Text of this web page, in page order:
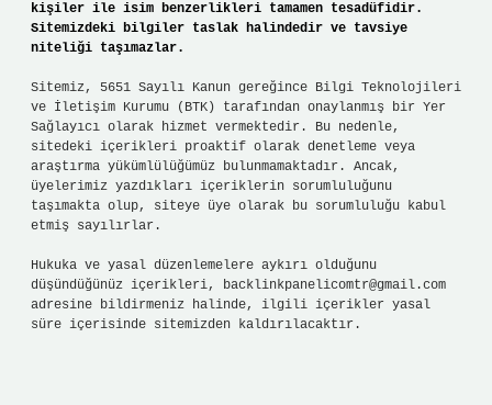
kişiler ile isim benzerlikleri tamamen tesadüfidir.
Sitemizdeki bilgiler taslak halindedir ve tavsiye
niteliği taşımazlar.
Sitemiz, 5651 Sayılı Kanun gereğince Bilgi Teknolojileri
ve İletişim Kurumu (BTK) tarafından onaylanmış bir Yer
Sağlayıcı olarak hizmet vermektedir. Bu nedenle,
sitedeki içerikleri proaktif olarak denetleme veya
araştırma yükümlülüğümüz bulunmamaktadır. Ancak,
üyelerimiz yazdıkları içeriklerin sorumluluğunu
taşımakta olup, siteye üye olarak bu sorumluluğu kabul
etmiş sayılırlar.
Hukuka ve yasal düzenlemelere aykırı olduğunu
düşündüğünüz içerikleri, backlinkpanelicomtr@gmail.com
adresine bildirmeniz halinde, ilgili içerikler yasal
süre içerisinde sitemizden kaldırılacaktır.